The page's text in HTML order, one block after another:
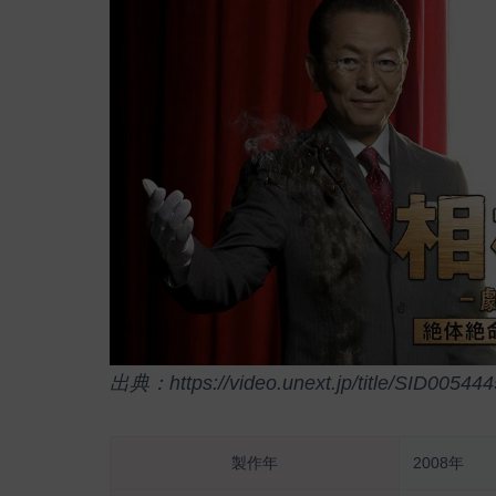
出典：https://video.unext.jp/title/
製作年 2008年